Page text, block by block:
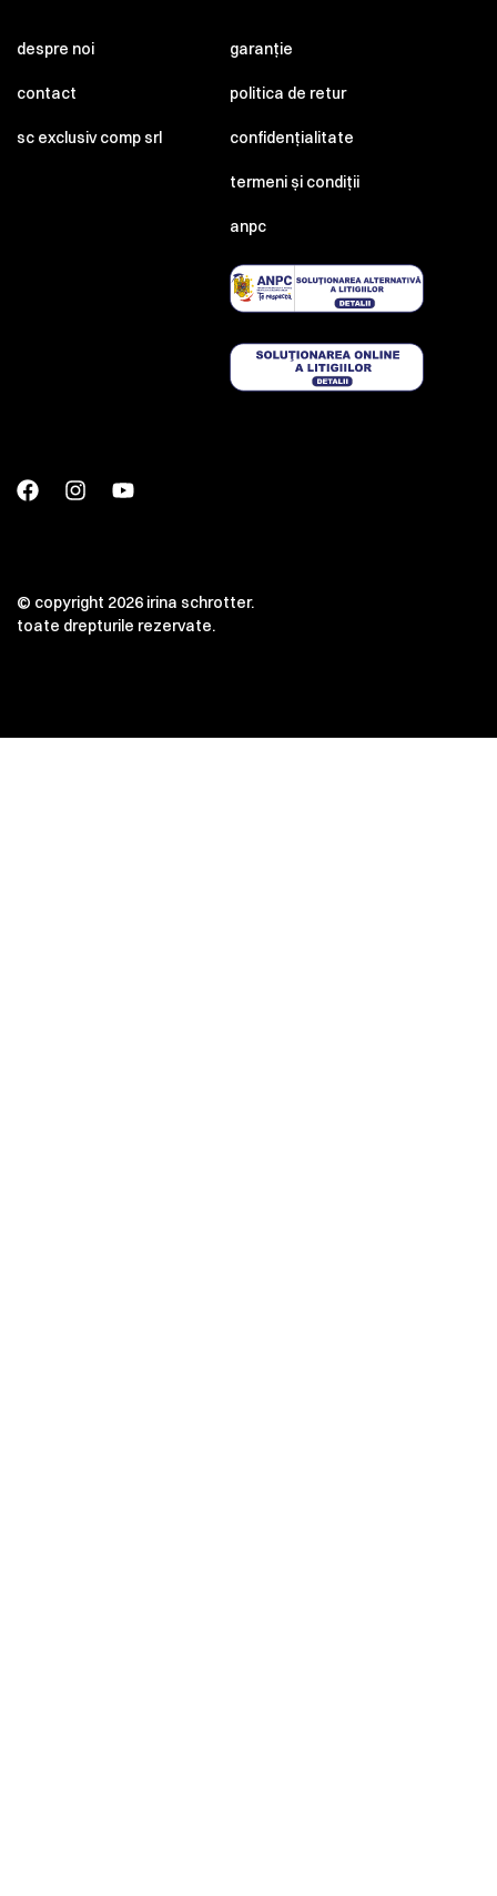
despre noi
contact
sc exclusiv comp srl
garanție
politica de retur
confidențialitate
termeni și condiții
anpc
© copyright 2026 irina schrotter.
toate drepturile rezervate.